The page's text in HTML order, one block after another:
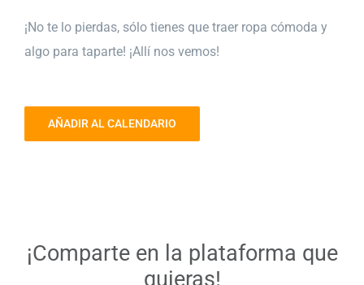
¡No te lo pierdas, sólo tienes que traer ropa cómoda y
algo para taparte! ¡Allí nos vemos!
AÑADIR AL CALENDARIO
¡Comparte en la plataforma que
quieras!